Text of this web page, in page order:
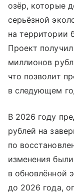
озёр, которые
серьёзной
на территории
Проект
миллионов
что позволит
в следующем
В 2026 году
рублей на
по
изменения
в обновлённой
до 2026 года,